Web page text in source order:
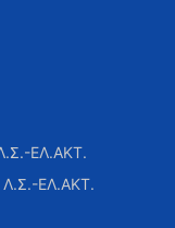
ΕΛ.ΑΚΤ.
Λ.Σ.-ΕΛ.ΑΚΤ.